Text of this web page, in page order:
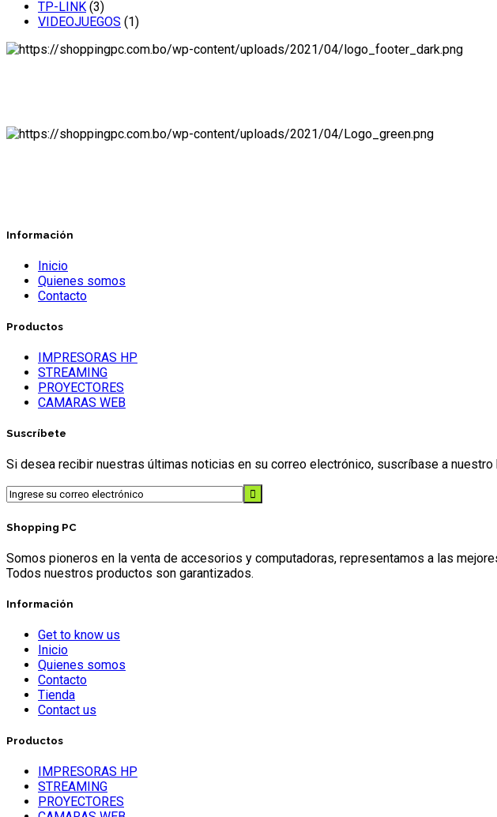
TP-LINK (3)
VIDEOJUEGOS (1)
Información
Inicio
Quienes somos
Contacto
Productos
IMPRESORAS HP
STREAMING
PROYECTORES
CAMARAS WEB
Suscríbete
Si desea recibir nuestras últimas noticias en su correo electrónico, suscríbase a
Shopping PC
Somos pioneros en la venta de accesorios y computadoras, representamos a las
Todos nuestros productos son garantizados.
Información
Get to know us
Inicio
Quienes somos
Contacto
Tienda
Contact us
Productos
IMPRESORAS HP
STREAMING
PROYECTORES